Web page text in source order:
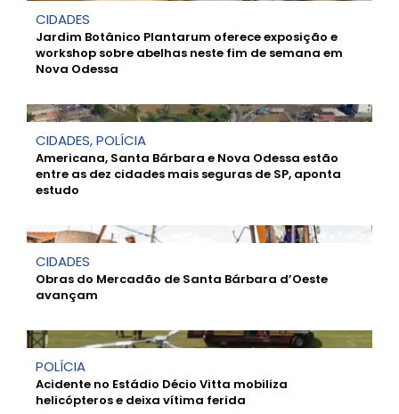
CIDADES
Jardim Botânico Plantarum oferece exposição e
workshop sobre abelhas neste fim de semana em
Nova Odessa
CIDADES,POLÍCIA
Americana, Santa Bárbara e Nova Odessa estão
entre as dez cidades mais seguras de SP, aponta
estudo
CIDADES
Obras do Mercadão de Santa Bárbara d’Oeste
avançam
POLÍCIA
Acidente no Estádio Décio Vitta mobiliza
helicópteros e deixa vítima ferida